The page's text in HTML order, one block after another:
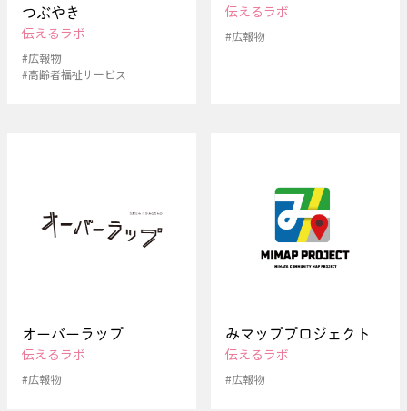
つぶやき
伝えるラボ
#広報物
#高齢者福祉サービス
伝えるラボ
#広報物
オーバーラップ
伝えるラボ
#広報物
みマッププロジェクト
伝えるラボ
#広報物